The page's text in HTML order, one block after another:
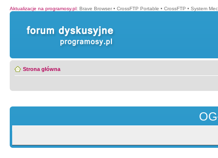
Aktualizacje na programosy.pl: Brave Browser • CrossFTP Portable • CrossFTP • System
Strona główna